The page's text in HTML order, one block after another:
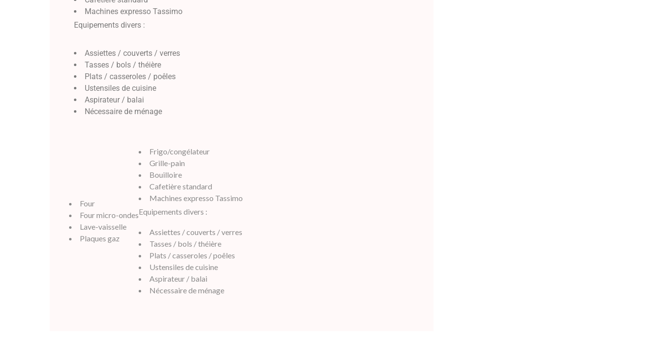
Machines expresso Tassimo
Equipements divers :
Assiettes / couverts / verres
Tasses / bols / théière
Plats / casseroles / poêles
Ustensiles de cuisine
Aspirateur / balai
Nécessaire de ménage
Four
Four micro-ondes
Lave-vaisselle
Plaques gaz
Frigo/congélateur
Grille-pain
Bouilloire
Cafetière standard
Machines expresso Tassimo
Equipements divers :
Assiettes / couverts / verres
Tasses / bols / théière
Plats / casseroles / poêles
Ustensiles de cuisine
Aspirateur / balai
Nécessaire de ménage